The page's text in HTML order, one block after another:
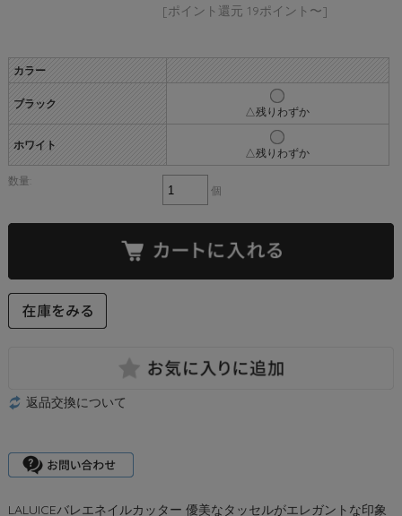
[ポイント還元 19ポイント〜]
カラー
ブラック
△残りわずか
ホワイト
△残りわずか
数量:
個
返品交換について
LALUICEバレエネイルカッター 優美なタッセルがエレガントな印象